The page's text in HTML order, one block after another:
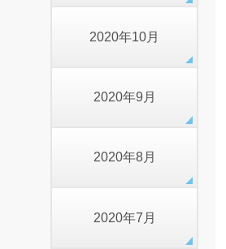
2020年10月
2020年9月
2020年8月
2020年7月